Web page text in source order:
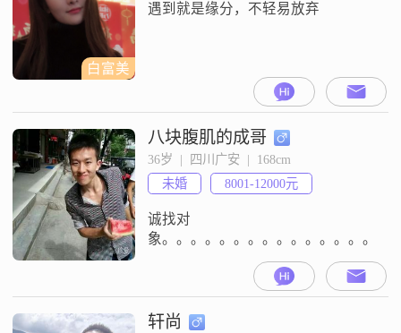
这平台能遇到一位有担当、人品
白富美
遇到就是缘分，不轻易放弃
八块腹肌的成哥
36岁  |  四川广安  |  168cm
未婚
8001-12000元
诚找对
象。。。。。。。。。。。。。。。。
轩尚